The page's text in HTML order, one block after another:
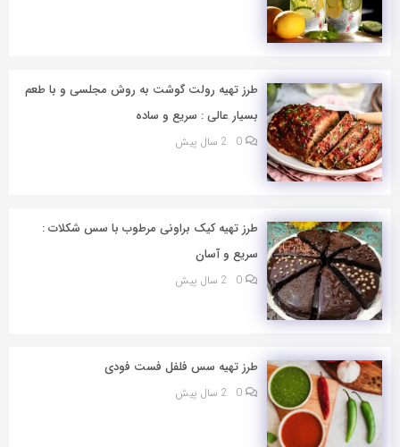
طرز تهیه رولت گوشت به روش مجلسی و با طعم
بسیار عالی : سریع و ساده
0 2 سال پیش
طرز تهیه کیک براونی مرطوب با سس شکلات :
سریع و آسان
0 2 سال پیش
طرز تهیه سس فلفل فست فودی
0 2 سال پیش